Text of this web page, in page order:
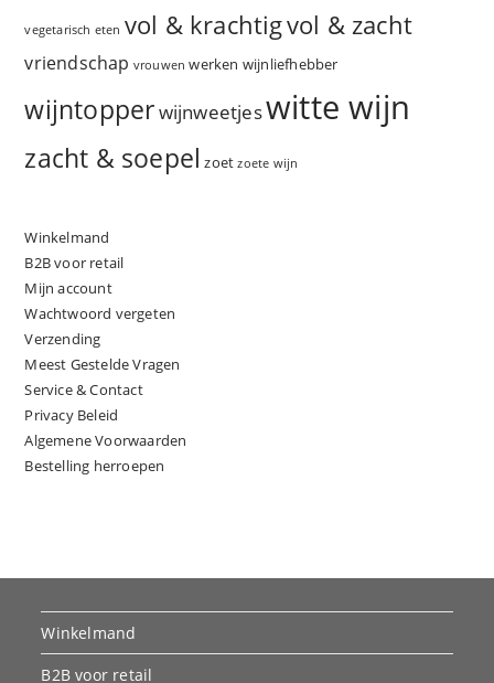
vegetarisch eten vol & krachtigvol & zacht
vriendschap vrouwen werken wijnliefhebber
wijntopperwijnweetjeswitte wijn
zacht & soepel zoet zoete wijn
Winkelmand
B2B voor retail
Mijn account
Wachtwoord vergeten
Verzending
Meest Gestelde Vragen
Service & Contact
Privacy Beleid
Algemene Voorwaarden
Bestelling herroepen
Winkelmand
B2B voor retail